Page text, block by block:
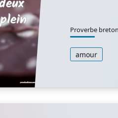
Proverbe breton
amour